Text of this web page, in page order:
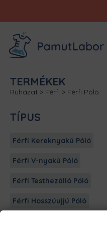
TERMÉKEK
Ruházat > Férfi > Férfi Póló
TÍPUS
Férfi Kereknyakú Póló
Férfi V-nyakú Póló
Férfi Testhezálló Póló
Férfi Hosszúujjú Póló